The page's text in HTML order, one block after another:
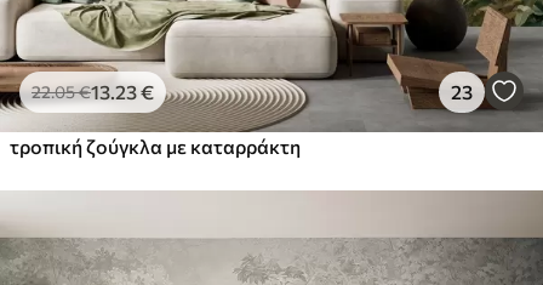
22.05€13 .23€ 23
τροπική ζούγκλα με καταρράκτη